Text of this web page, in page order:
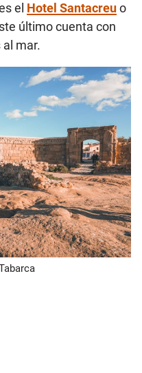
el Hotel Santacreuo
último cuenta con
mar.